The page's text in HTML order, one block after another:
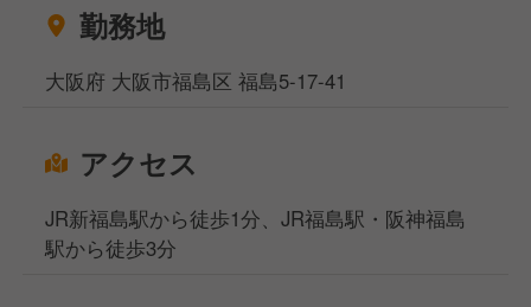
勤務地
大阪府 大阪市福島区 福島5-17-41
アクセス
JR新福島駅から徒歩1分、JR福島駅・阪神福島
駅から徒歩3分